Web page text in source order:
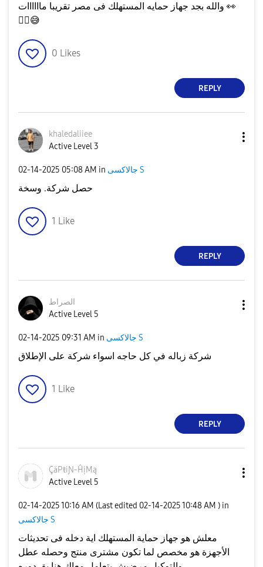
👀
☝🏽😅
0 Likes
REPLY
khaledaliiee
Active Level 3
‎02-14-2025 05:08 AM in جالاكسى S
حصل شركة. وسخة
1 Like
REPLY
الصراط
Active Level 5
‎02-14-2025 09:31 AM in جالاكسى S
شركة زباله في كل حاجه اسواء شركة على الإطلاق
1 Like
REPLY
ÇäPŧiƝ-ĤịMą
Active Level 5
‎02-14-202510:16 AM (Last edited ‎02-14-202510:48 AM ) in
جالاكسى S
معلش هو جهاز حماية المستهلك اية دخله فى تحديثات
الأجهزة هو مخصص لما تكون مشترى منتج وحصله عطل